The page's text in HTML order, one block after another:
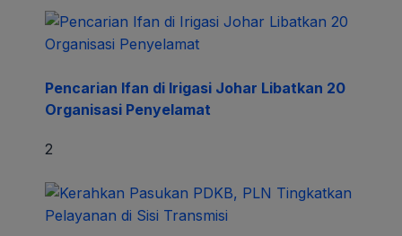
Pencarian Ifan di Irigasi Johar Libatkan 20
Organisasi Penyelamat
2